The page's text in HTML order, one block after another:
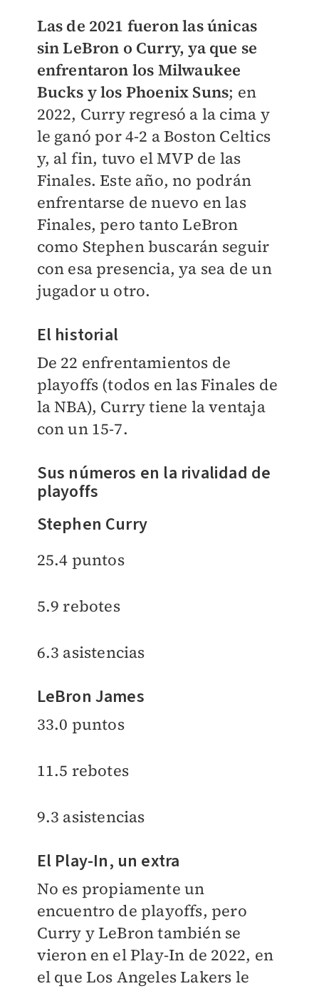
Las de 2021 fueron las únicas
sin LeBron o Curry, ya que se
enfrentaron los Milwaukee
Bucks y los Phoenix Suns; en
2022, Curry regresó a la cima y
le ganó por 4-2 a Boston Celtics
y, al fin, tuvo el MVP de las
Finales. Este año, no podrán
enfrentarse de nuevo en las
Finales, pero tanto LeBron
como Stephen buscarán seguir
con esa presencia, ya sea de un
jugador u otro.
El historial
De 22 enfrentamientos de
playoffs (todos en las Finales de
la NBA), Curry tiene la ventaja
con un 15-7.
Sus números en la rivalidad de
playoffs
Stephen Curry
25.4 puntos
5.9 rebotes
6.3 asistencias
LeBron James
33.0 puntos
11.5 rebotes
9.3 asistencias
El Play-In, un extra
No es propiamente un
encuentro de playoffs, pero
Curry y LeBron también se
vieron en el Play-In de 2022, en
el que Los Angeles Lakers le